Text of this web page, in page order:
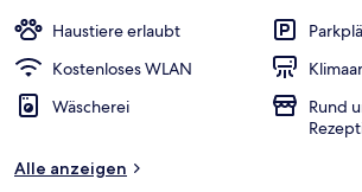
Haustiere erlaubt
Kostenloses WLAN
Wäscherei
Rund
Alle anzeigen